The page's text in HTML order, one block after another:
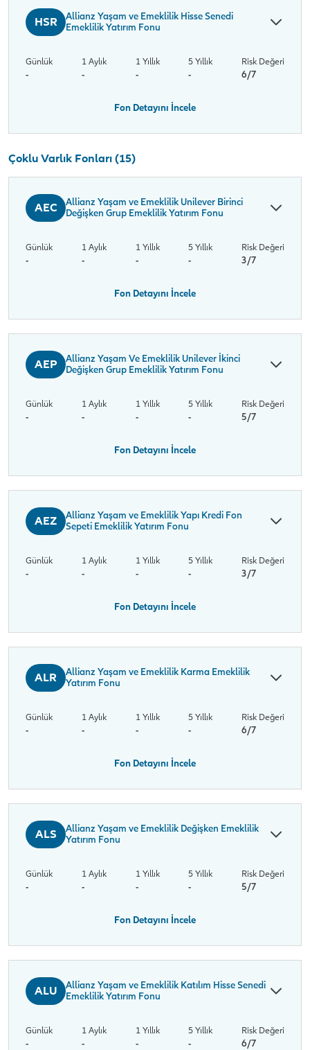
HSR
Allianz Yaşam ve Emeklilik Hisse Senedi
Emeklilik Yatırım Fonu
Günlük
-
1 Aylık
-
1 Yıllık
-
5 Yıllık
-
Risk Değeri
6/7
Fon Detayını İncele
Çoklu Varlık Fonları (15)
AEC
Allianz Yaşam ve Emeklilik Unilever Birinci
Değişken Grup Emeklilik Yatırım Fonu
Günlük
-
1 Aylık
-
1 Yıllık
-
5 Yıllık
-
Risk Değeri
3/7
Fon Detayını İncele
AEP
Allianz Yaşam Ve Emeklilik Unilever İkinci
Değişken Grup Emeklilik Yatırım Fonu
Günlük
-
1 Aylık
-
1 Yıllık
-
5 Yıllık
-
Risk Değeri
5/7
Fon Detayını İncele
AEZ
Allianz Yaşam ve Emeklilik Yapı Kredi Fon
Sepeti Emeklilik Yatırım Fonu
Günlük
-
1 Aylık
-
1 Yıllık
-
5 Yıllık
-
Risk Değeri
3/7
Fon Detayını İncele
ALR
Allianz Yaşam ve Emeklilik Karma Emeklilik
Yatırım Fonu
Günlük
-
1 Aylık
-
1 Yıllık
-
5 Yıllık
-
Risk Değeri
6/7
Fon Detayını İncele
ALS
Allianz Yaşam ve Emeklilik Değişken Emeklilik
Yatırım Fonu
Günlük
-
1 Aylık
-
1 Yıllık
-
5 Yıllık
-
Risk Değeri
5/7
Fon Detayını İncele
ALU
Allianz Yaşam ve Emeklilik Katılım Hisse Senedi
Emeklilik Yatırım Fonu
Günlük
-
1 Aylık
-
1 Yıllık
-
5 Yıllık
-
Risk Değeri
6/7